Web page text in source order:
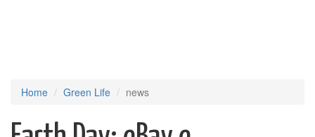
Home Green Life news